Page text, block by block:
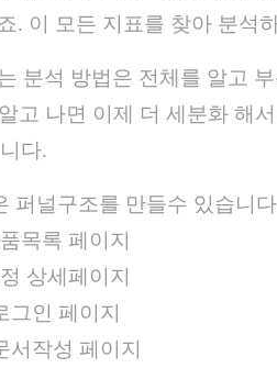
이 모든 지표를 찾아 분석
분석 방법은 전체를 알고
나면 이제 더 세분화 해
니다.
퍼널구조를 만들수 있습니
목록 페이지
상세페이지
그인 페이지
서작성 페이지